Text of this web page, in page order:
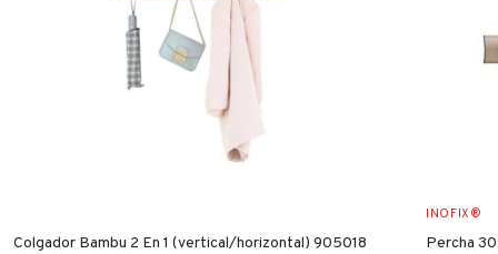
Colgador Bambu 2 En 1 (vertical/horizontal) 905018
INOFIX®
Percha